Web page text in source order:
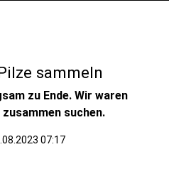
sammeln
zu Ende. Wir waren
suchen.
07:17